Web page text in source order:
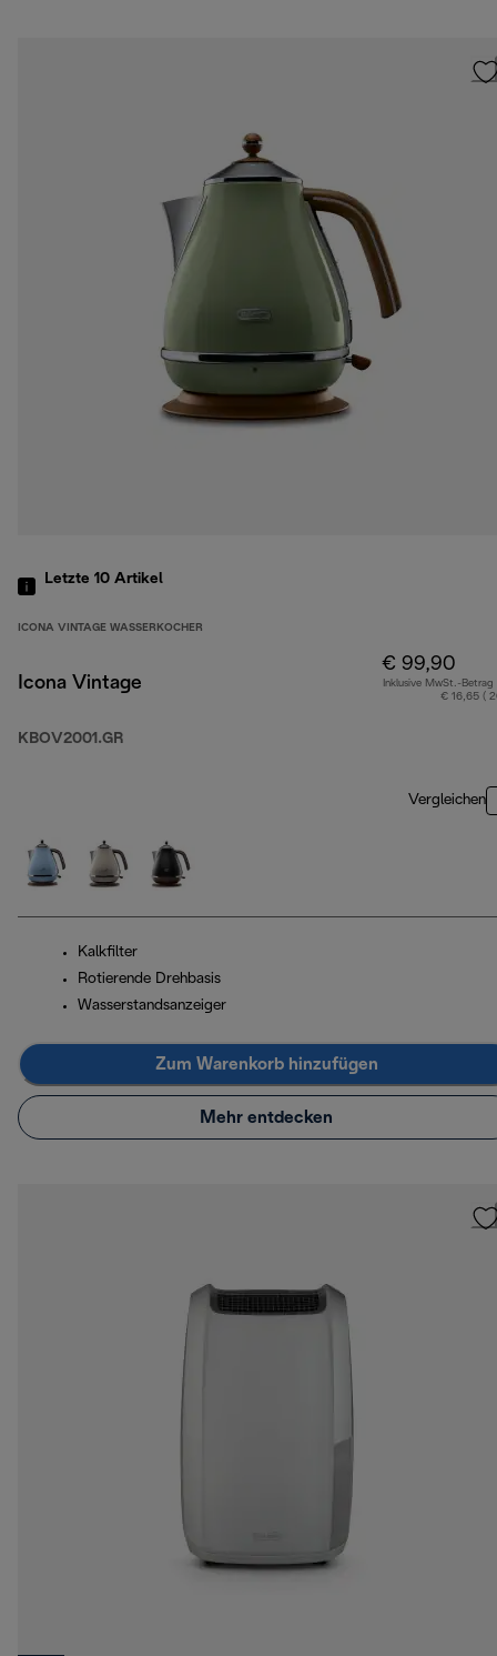
Letzte 10 Artikel
ICONA VINTAGE WASSERKOCHER
Icona Vintage
KBOV2001.GR
€ 99,90
Inklusive MwSt.-Betrag
€ 16,65 (
Vergleichen
Kalkfilter
Rotierende Drehbasis
Wasserstandsanzeiger
Zum Warenkorb hinzufügen
Mehr entdecken